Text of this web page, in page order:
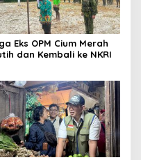
Eks OPM Cium Merah
dan Kembali ke NKRI